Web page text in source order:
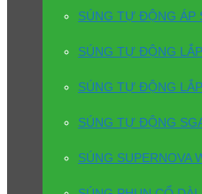
SÚNG TỰ ĐỘNG ÁP
SÚNG TỰ ĐỘNG
SÚNG TỰ ĐỘNG
SÚNG TỰ ĐỘNG
SÚNG SUPERNOVA